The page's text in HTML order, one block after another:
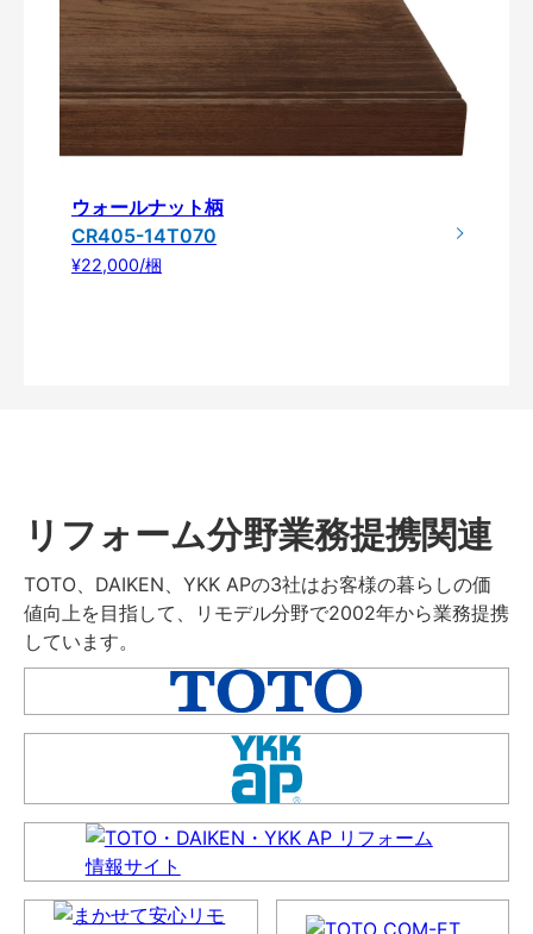
ウォールナット柄
CR405-14T070
¥22,000/梱
リフォーム分野業務提携関連
TOTO、DAIKEN、YKK APの3社はお客様の暮らしの価
値向上を目指して、リモデル分野で2002年から業務提携
しています。